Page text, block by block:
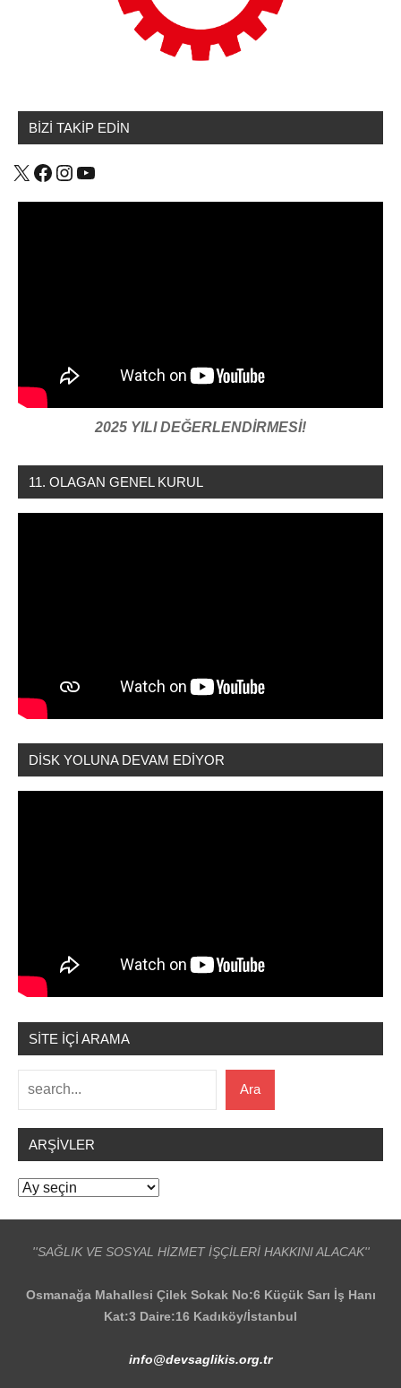
BİZİ TAKİP EDİN
X Facebook
Instagram
YouTube
2025 YILI DEĞERLENDİRMESİ!
11. OLAGAN GENEL KURUL
DİSK YOLUNA DEVAM EDİYOR
SİTE İÇİ ARAMA
Ara
ARŞIVLER
Arşivler
''SAĞLIK VE SOSYAL HİZMET İŞÇİLERİ HAKKINI ALACAK''
Osmanağa Mahallesi Çilek Sokak No:6 Küçük Sarı İş Hanı
Kat:3 Daire:16 Kadıköy/İstanbul
info@devsaglikis.org.tr